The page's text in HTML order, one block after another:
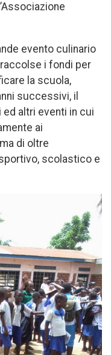
evento culinario
i fondi per
la scuola,
successivi, il
altri eventi in cui
ai
di oltre
scolastico e